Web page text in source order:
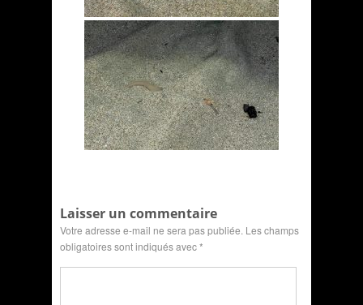
Laisser un commentaire
Votre adresse e-mail ne sera pas publiée. Les champs
obligatoires sont indiqués avec*